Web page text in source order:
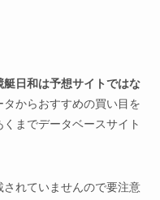
艇日和は予想サイトではな
からおすすめの買い目を
までデータベースサイト
れていませんので要注意